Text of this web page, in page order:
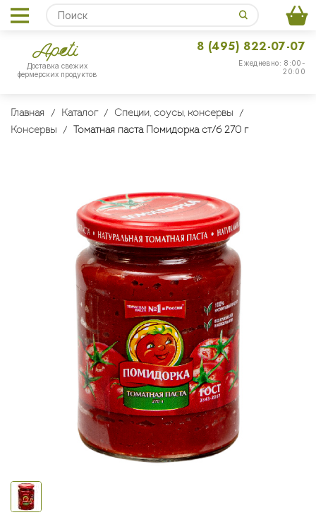
Доставка свежих
фермерских продуктов
Ежедневно: 8:00-
20:00
8 (495) 822-07-07
Главная Каталог
Специи, соусы, консервы
Консервы
Томатная паста Помидорка ст/б 270 г